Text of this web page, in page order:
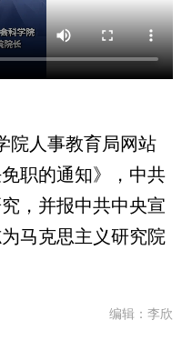
人事教育局网站
职的通知》，中共
，并报中共中央宣
马克思主义研究院
编辑：李欣